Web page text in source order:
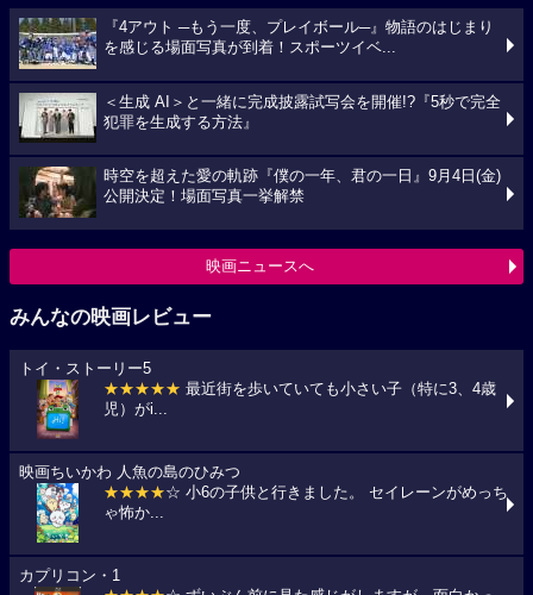
『4アウト ─もう一度、プレイボール─』物語のはじまり
を感じる場面写真が到着！スポーツイベ...
＜生成 AI＞と一緒に完成披露試写会を開催!?『5秒で完全
犯罪を生成する方法』
時空を超えた愛の軌跡『僕の一年、君の一日』9月4日(金)
公開決定！場面写真一挙解禁
映画ニュースへ
みんなの映画レビュー
トイ・ストーリー5
★★★★★ 最近街を歩いていても小さい子（特に3、4歳
児）がi...
映画ちいかわ 人魚の島のひみつ
★★★★☆ 小6の子供と行きました。 セイレーンがめっち
ゃ怖か...
カプリコン・1